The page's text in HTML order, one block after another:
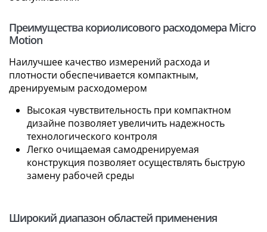
Преимущества кориолисового расходомера Micro
Motion
Наилучшее качество измерений расхода и
плотности обеспечивается компактным,
дренируемым расходомером
Высокая чувствительность при компактном
дизайне позволяет увеличить надежность
технологического контроля
Легко очищаемая самодренируемая
конструкция позволяет осуществлять быструю
замену рабочей среды
Широкий диапазон областей применения